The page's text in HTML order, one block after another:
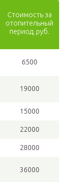
Стоимость за
отопительный
период, руб.
6500
19000
15000
22000
28000
36000